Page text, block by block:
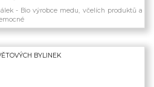
- Bio výrobce medu, včelích produktů a
BYLINEK